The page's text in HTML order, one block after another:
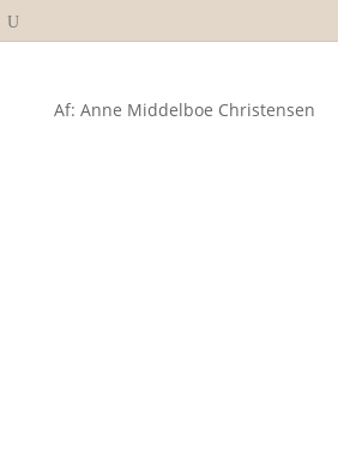
Af: Anne Middelboe Christensen